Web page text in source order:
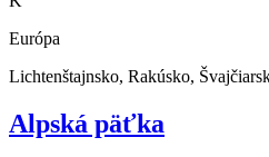
Európa
Lichtenštajnsko, Rakúsko,
Alpská päťka